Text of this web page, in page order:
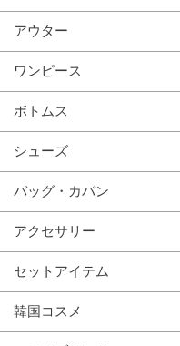
アウター
ワンピース
ボトムス
シューズ
バッグ・カバン
アクセサリー
セットアイテム
韓国コスメ